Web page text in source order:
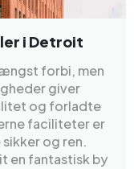
i Detroit
forbi, men
giver
og forladte
faciliteter er
og ren.
en fantastisk by